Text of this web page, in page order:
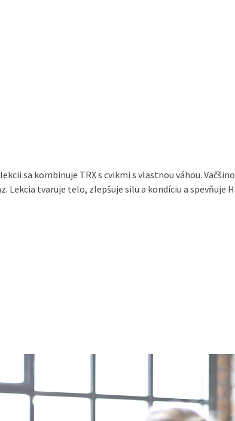
sa kombinuje TRX s cvikmi s vlastnou váhou.
Lekcia tvaruje telo, zlepšuje silu a kondíciu a spevňuje